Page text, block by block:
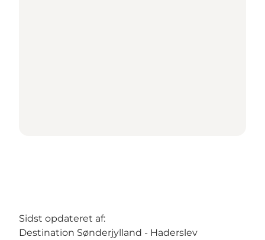
Sidst opdateret af:
Destination Sønderjylland - Haderslev